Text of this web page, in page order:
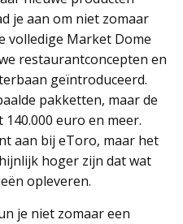
je aan om niet zomaar
volledige Market Dome
restaurantconcepten en
geïntroduceerd.
pakketten, maar de
euro en meer.
aan bij eToro, maar het
hoger zijn dat wat
opleveren.
je niet zomaar een